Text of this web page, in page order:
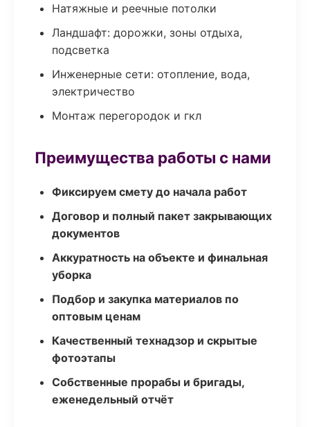
Натяжные и реечные потолки
Ландшафт: дорожки, зоны отдыха,
подсветка
Инженерные сети: отопление, вода,
электричество
Монтаж перегородок и гкл
Преимущества работы с нами
Фиксируем смету до начала работ
Договор и полный пакет закрывающих
документов
Аккуратность на объекте и финальная
уборка
Подбор и закупка материалов по
оптовым ценам
Качественный технадзор и скрытые
фотоэтапы
Собственные прорабы и бригады,
еженедельный отчёт